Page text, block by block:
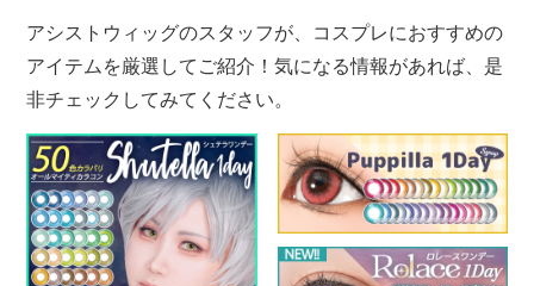
アシストウィッグのスタッフが、コスプレにおすすめの
アイテムを厳選してご紹介！気になる情報があれば、是
非チェックしてみてください。